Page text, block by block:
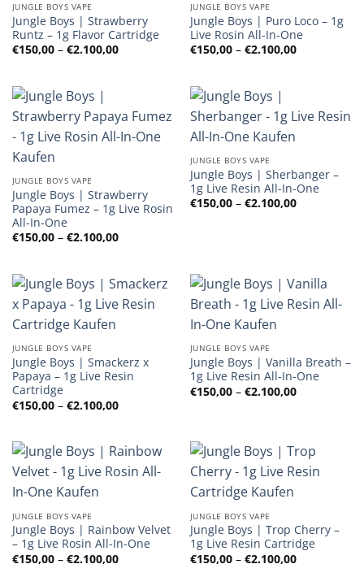
JUNGLE BOYS VAPE
Jungle Boys | Strawberry
Runtz – 1g Flavor Cartridge
€150,00 – €2.100,00Preisspanne:
€150,00
JUNGLE BOYS VAPE
Jungle Boys | Puro Loco – 1g
Live Rosin All-In-One
€150,00 – €2.100,00
€150,00
JUNGLE BOYS VAPE
Jungle Boys | Strawberry
Papaya Fumez – 1g Live Rosin
All-In-One
€150,00 – €2.100,00Preisspanne:
JUNGLE BOYS VAPE
Jungle Boys | Sherbanger –
1g Live Resin All-In-One
€150,00 – €2.100,00
JUNGLE BOYS VAPE
Jungle Boys | Smackerz x
Papaya – 1g Live Resin
Cartridge
€150,00 – €2.100,00Preisspanne:
€150,00
JUNGLE BOYS VAPE
Jungle Boys | Vanilla Breath –
1g Live Resin All-In-One
€150,00 – €2.100,00
€150,00
JUNGLE BOYS VAPE
Jungle Boys | Rainbow Velvet
– 1g Live Rosin All-In-One
€150,00 – €2.100,00Preisspanne:
JUNGLE BOYS VAPE
Jungle Boys | Trop Cherry –
1g Live Resin Cartridge
€150,00 – €2.100,00